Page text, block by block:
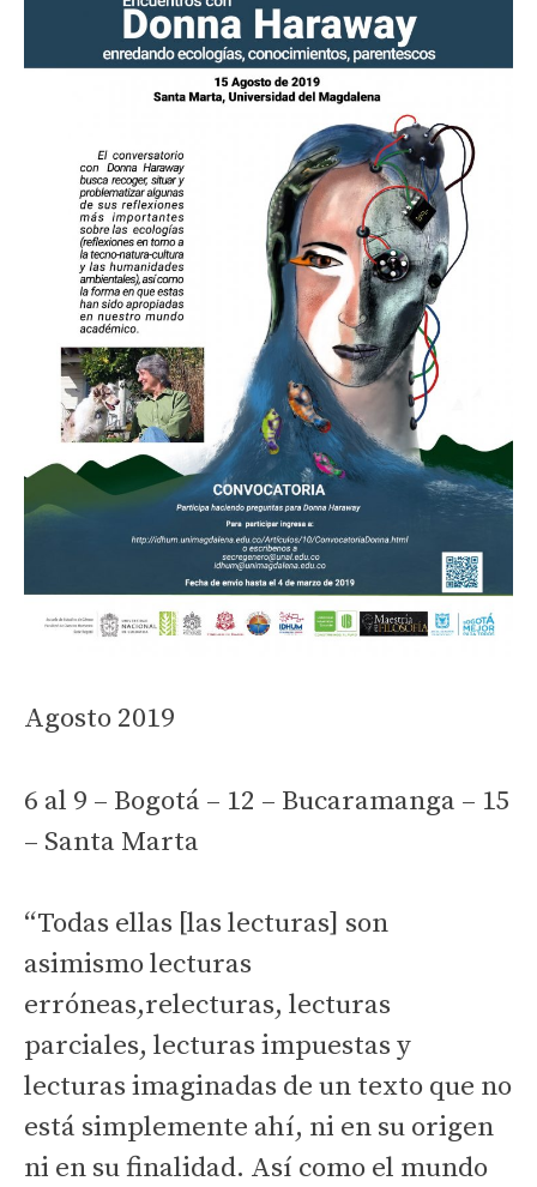
Agosto 2019
6 al 9 – Bogotá – 12 – Bucaramanga – 15
– Santa Marta
“Todas ellas [las lecturas] son
asimismo lecturas
erróneas,relecturas, lecturas
parciales, lecturas impuestas y
lecturas imaginadas de un texto que no
está simplemente ahí, ni en su origen
ni en su finalidad. Así como el mundo